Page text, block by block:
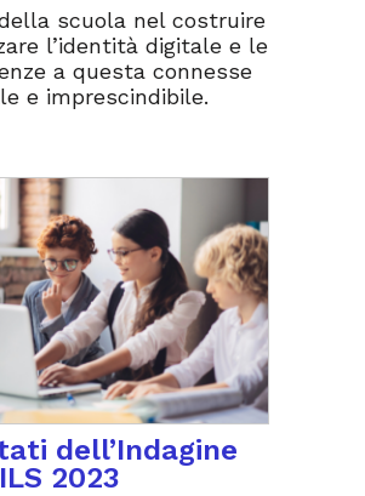
scuola nel costruire
l’identità digitale e le
a questa connesse
e imprescindibile.
dell’Indagine
2023